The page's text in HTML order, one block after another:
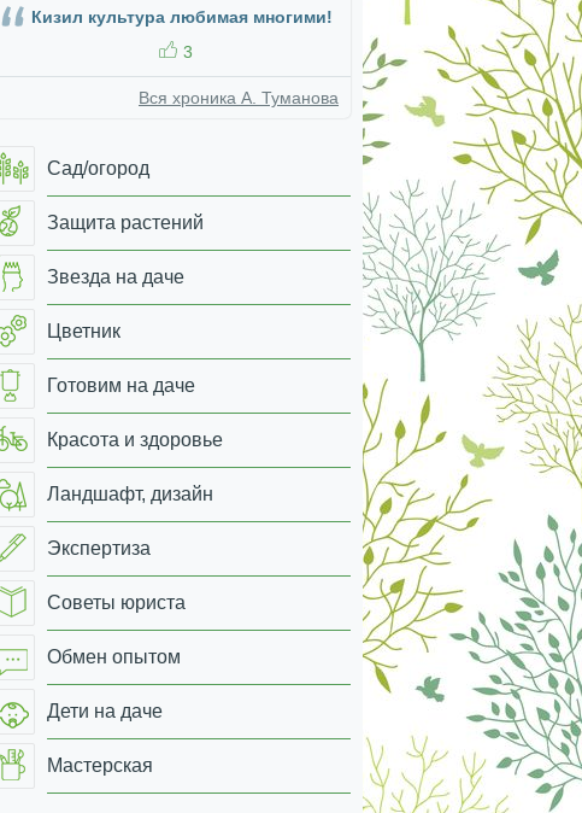
Кизил культура любимая многими!
3
Вся хроника А. Туманова
Сад/огород
Защита растений
Звезда на даче
Цветник
Готовим на даче
Красота и здоровье
Ландшафт, дизайн
Экспертиза
Советы юриста
Обмен опытом
Дети на даче
Мастерская